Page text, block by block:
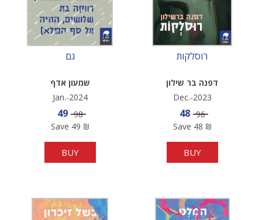
גם
שמעון אדף
Jan.-2024
Sale price
49 Price
98
Save 49 ₪
BUY
רוסלקות
דפנה בר שילון
Dec.-2023
Sale price
48 Price
96
Save 48 ₪
BUY